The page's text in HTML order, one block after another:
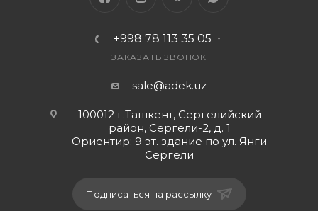
+998 78 113 35 05
ЗАКАЗАТЬ ЗВОНОК
sale@adek.uz
100012 г.Ташкент, Сергелийский
район, Сергели-2, д. 1
Ориентир: 9 эт. здание по ул. Янги
Сергели
Подписаться на рассылку